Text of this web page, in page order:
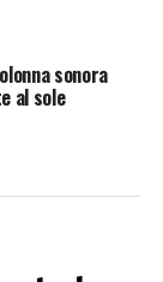
sonora
al sole